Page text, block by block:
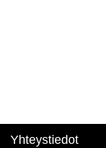
Yhteystiedot